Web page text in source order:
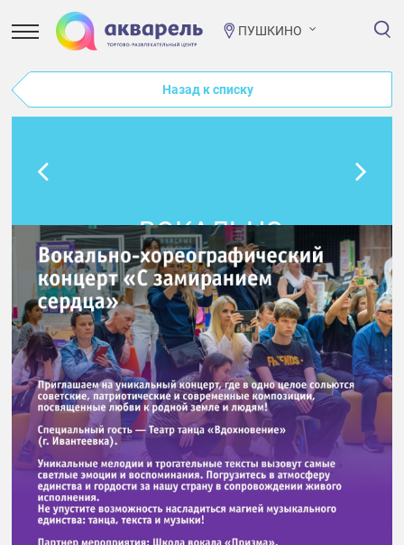
ПУШКИНО
Назад к списку
ВОКАЛЬНО-
ХОРЕОГРАФИЧЕСКИЙ
КОНЦЕРТ